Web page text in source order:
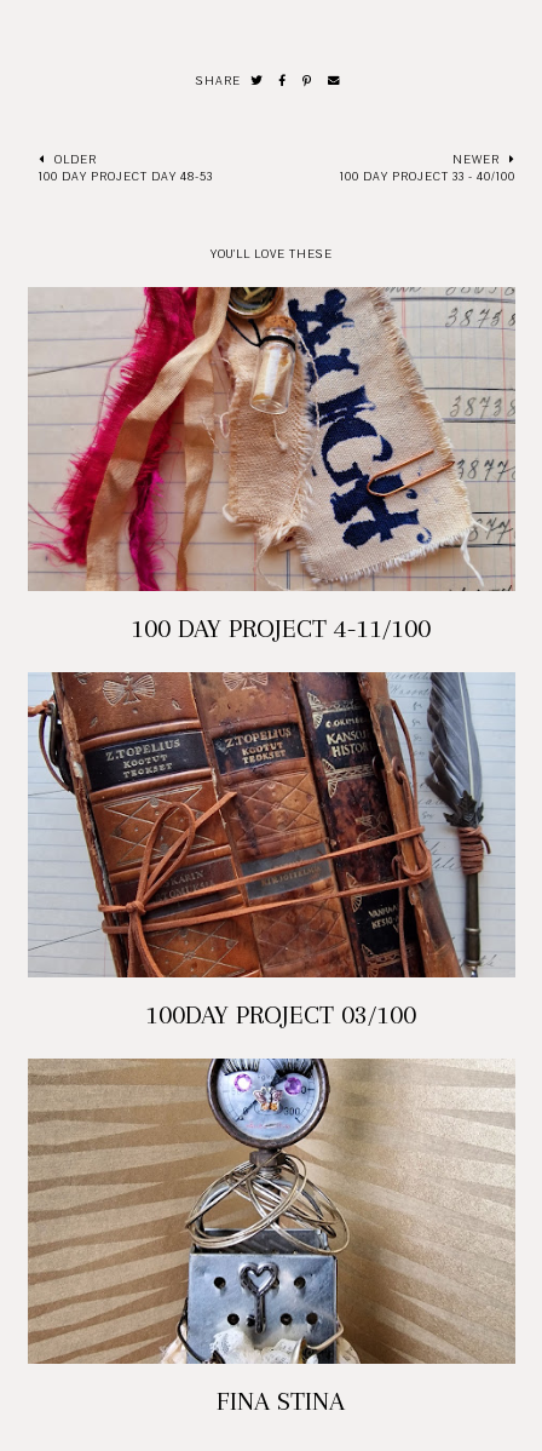
SHARE
OLDER
100 DAY PROJECT DAY 48-53
NEWER
100 DAY PROJECT 33 - 40/100
YOU'LL LOVE THESE
100 DAY PROJECT 4-11/100
100DAY PROJECT 03/100
FINA STINA